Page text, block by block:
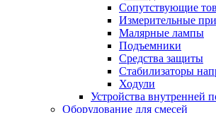
Сопутствующие
Измерительные
Малярные лампы
Подъемники
Средства защиты
Стабилизаторы
Ходули
Устройства внутренней
Оборудование для смесей